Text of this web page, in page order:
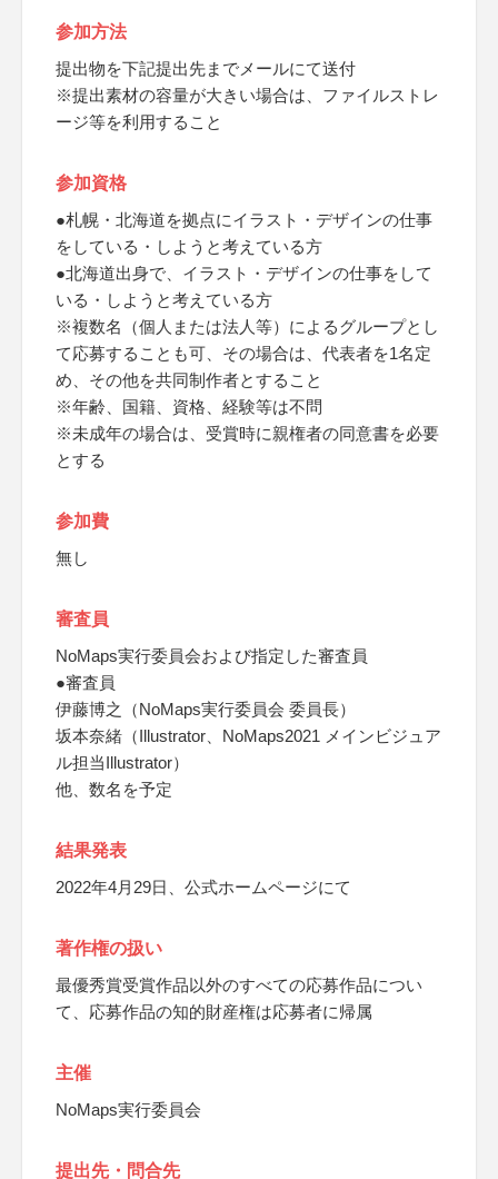
参加方法
提出物を下記提出先までメールにて送付
※提出素材の容量が大きい場合は、ファイルストレ
ージ等を利用すること
参加資格
●札幌・北海道を拠点にイラスト・デザインの仕事
をしている・しようと考えている方
●北海道出身で、イラスト・デザインの仕事をして
いる・しようと考えている方
※複数名（個人または法人等）によるグループとし
て応募することも可、その場合は、代表者を1名定
め、その他を共同制作者とすること
※年齢、国籍、資格、経験等は不問
※未成年の場合は、受賞時に親権者の同意書を必要
とする
参加費
無し
審査員
NoMaps実行委員会および指定した審査員
●審査員
伊藤博之（NoMaps実行委員会 委員長）
坂本奈緒（Illustrator、NoMaps2021 メインビジュア
ル担当Illustrator）
他、数名を予定
結果発表
2022年4月29日、公式ホームページにて
著作権の扱い
最優秀賞受賞作品以外のすべての応募作品につい
て、応募作品の知的財産権は応募者に帰属
主催
NoMaps実行委員会
提出先・問合先